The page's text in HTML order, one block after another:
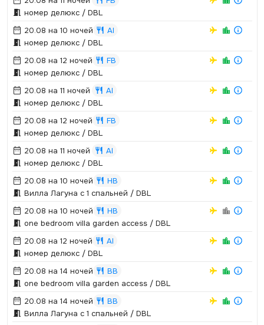
номер делюкс / DBL
20.08 на 10 ночей
AI
номер делюкс / DBL
20.08 на 12 ночей
FB
номер делюкс / DBL
20.08 на 11 ночей
AI
номер делюкс / DBL
20.08 на 12 ночей
FB
номер делюкс / DBL
20.08 на 11 ночей
AI
номер делюкс / DBL
20.08 на 10 ночей
HB
Вилла Лагуна с 1 спальней / DBL
20.08 на 10 ночей
HB
one bedroom villa garden access / DBL
20.08 на 12 ночей
AI
номер делюкс / DBL
20.08 на 14 ночей
BB
one bedroom villa garden access / DBL
20.08 на 14 ночей
BB
Вилла Лагуна с 1 спальней / DBL